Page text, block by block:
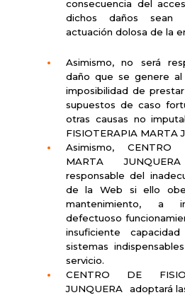
consecuencia del
dichos daños sean
actuación dolosa de la
Asimismo, no será
daño que se genere
imposibilidad de
supuestos de caso
otras causas no
FISIOTERAPIA MARTA
Asimismo, CENTRO
MARTA
responsable del
de la Web si ello
mantenimiento, a
defectuoso
insuficiente
sistemas
servicio.
CENTRO DE
JUNQUERA
adoptará